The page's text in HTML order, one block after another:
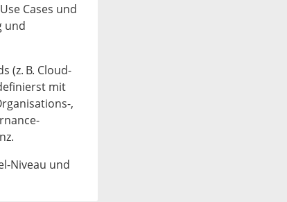
Cases und
und
(z. B. Cloud-
mit
,
Niveau und